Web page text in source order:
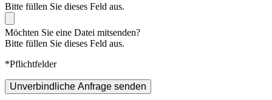
Bitte füllen Sie dieses Feld aus.
Möchten Sie eine Datei mitsenden?
Bitte füllen Sie dieses Feld aus.
*Pflichtfelder
Unverbindliche Anfrage senden